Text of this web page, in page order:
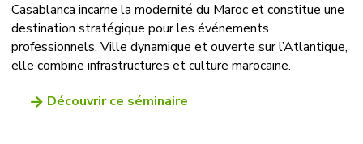
Casablanca incarne la modernité du Maroc et constitue une
destination stratégique pour les événements
professionnels. Ville dynamique et ouverte sur l’Atlantique,
elle combine infrastructures et culture marocaine.
Découvrir ce séminaire